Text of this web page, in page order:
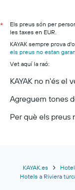
*
Els preus són per
les taxes en EUR.
KAYAK sempre prova
els preus no estan
Vet aquí la raó:
KAYAK no n'és el
Agreguem tones
Per què els preus
KAYAK.es
Hotels a Riviera